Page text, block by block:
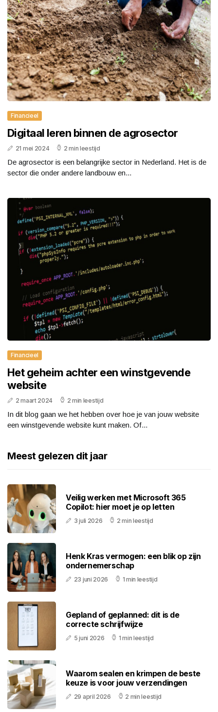
Financieel
Digitaal leren binnen de agrosector
21 mei 2024 2 min leestijd
De agrosector is een belangrijke sector in Nederland. Het is de
sector die onder andere landbouw en...
Financieel
Het geheim achter een winstgevende
website
2 maart 2024 2 min leestijd
In dit blog gaan we het hebben over hoe je van jouw website
een winstgevende website kunt maken. Of...
Meest gelezen dit jaar
Veilig werken met Microsoft 365
Copilot: hier moet je op letten
3 juli 2026 2 min leestijd
Henk Kras vermogen: een blik op zijn
ondernemerschap
23 juni 2026 1 min leestijd
Gepland of geplanned: dit is de
correcte schrijfwijze
5 juni 2026 1 min leestijd
Waarom sealen en krimpen de beste
keuze is voor jouw verzendingen
29 april 2026 2 min leestijd